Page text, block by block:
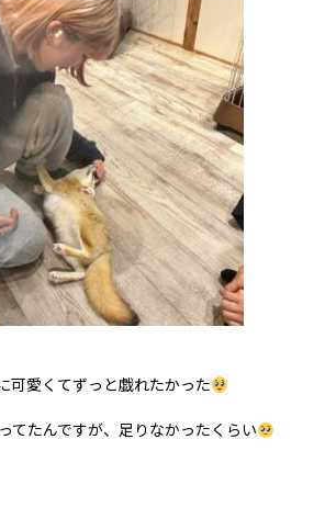
可愛くてずっと戯れたかった
てたんですが、足りなかったくらい